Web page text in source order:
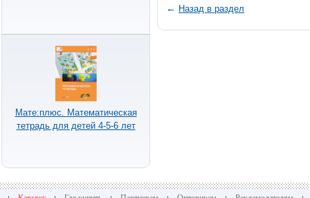
Мате:плюс. Математическая
тетрадь для детей 4-5-6 лет
← Назад в раздел